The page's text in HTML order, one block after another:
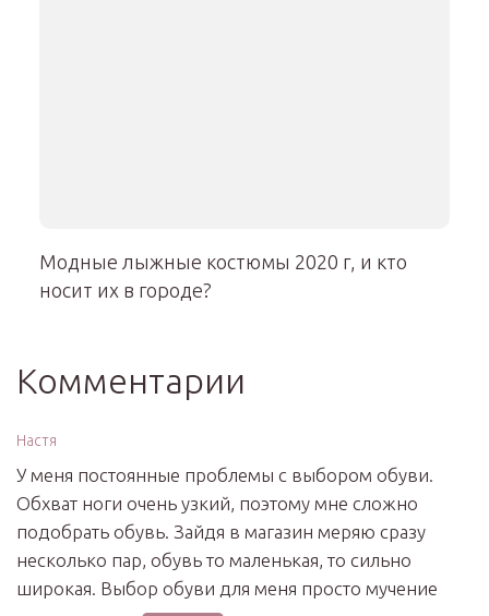
Модные лыжные костюмы 2020 г, и кто
носит их в городе?
Комментарии
Настя
У меня постоянные проблемы с выбором обуви.
Обхват ноги очень узкий, поэтому мне сложно
подобрать обувь. Зайдя в магазин меряю сразу
несколько пар, обувь то маленькая, то сильно
широкая. Выбор обуви для меня просто мучение